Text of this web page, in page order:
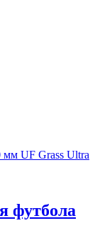
футбола